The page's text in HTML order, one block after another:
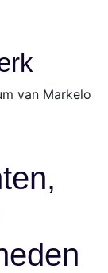
van Markelo